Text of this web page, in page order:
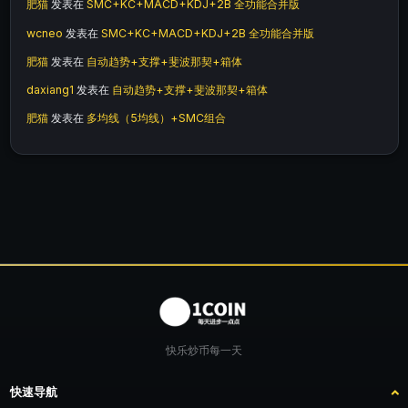
肥猫 发表在 SMC+KC+MACD+KDJ+2B 全功能合并版
wcneo 发表在 SMC+KC+MACD+KDJ+2B 全功能合并版
肥猫 发表在 自动趋势+支撑+斐波那契+箱体
daxiang1 发表在 自动趋势+支撑+斐波那契+箱体
肥猫 发表在 多均线（5均线）+SMC组合
快乐炒币每一天
快速导航